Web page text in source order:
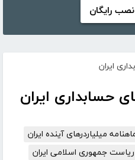
نصب رایگان
ایران
حسابداری ایران
میلیاردرهای آینده ایران
ریاست جمهوری اسلامی ایران